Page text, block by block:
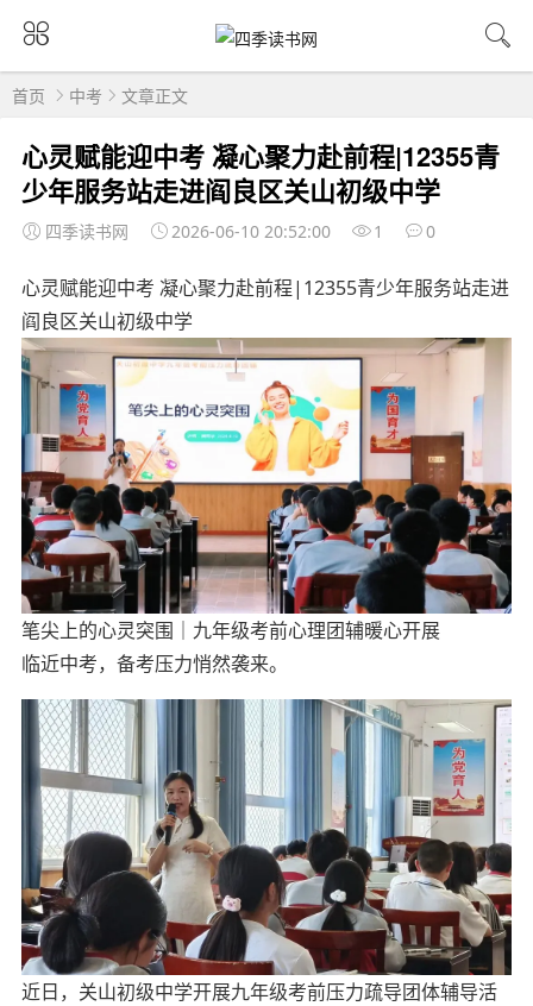
首页 中考 文章正文
心灵赋能迎中考 凝心聚力赴前程|12355青
少年服务站走进阎良区关山初级中学
四季读书网 2026-06-10 20:52:00 1 0
心灵赋能迎中考 凝心聚力赴前程|12355青少年服务站走进
阎良区关山初级中学
笔尖上的心灵突围｜ 九年级考前心理团辅暖心开展
临近中考，备考压力悄然袭来。
近日，关山初级中学开展九年级考前压力疏导团体辅导活